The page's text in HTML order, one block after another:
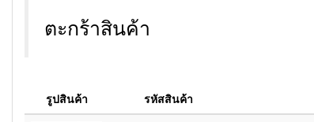
ตะกร้าสินค้า
รูปสินค้า รหัสสินค้า